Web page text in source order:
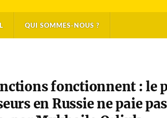
QUI SOMMES-NOUS ?
fonctionnent : le
en Russie ne paie